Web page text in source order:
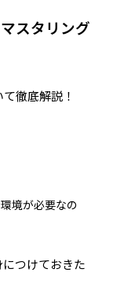
スタリング
て徹底解説！
境が必要なの
つけておきた